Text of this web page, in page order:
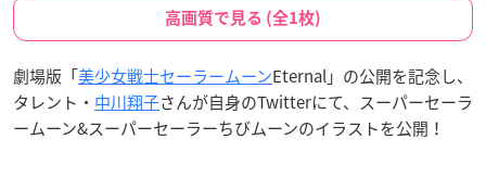
高画質で見る (全1枚)
劇場版「美少女戦士セーラームーンEternal」の公開を記念し、
タレント・ 中川翔子さんが自身のTwitterにて、スーパーセーラ
ームーン&スーパーセーラーちびムーンのイラストを公開！